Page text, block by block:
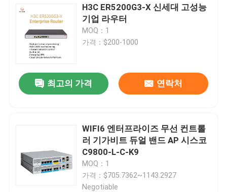
집
우리 에 관한 것
H3C ER5200G3-X 신세대 고성능
기업 라우터
MOQ：1
가격：$200-1000
최고의 가격 연락처
WIFI6 엔터프라이즈 무선 컨트롤
러 기가비트 듀얼 밴드 AP 시스코
C9800-L-C-K9
MOQ：1
가격：$705.7362~1143.2927
Negotiable